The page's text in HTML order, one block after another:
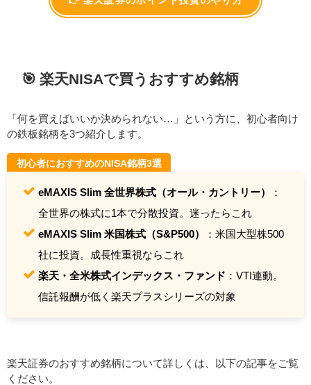
🎯 楽天NISAで買うおすすめ銘柄
「何を買えばいいか決められない…」という方に、初心者向け
の鉄板銘柄を3つ紹介します。
初心者におすすめのNISA銘柄3選
eMAXIS Slim 全世界株式（オール・カントリー）
：
全世界の株式に1本で分散投資。迷ったらこれ
eMAXIS Slim 米国株式（S&P500）
：米国大型株500
社に投資。成長性重視ならこれ
楽天・全米株式インデックス・ファンド ：VTI連動。
信託報酬が低く楽天プラスシリーズの対象
楽天証券のおすすめ銘柄について詳しくは、以下の記事をご覧
ください。